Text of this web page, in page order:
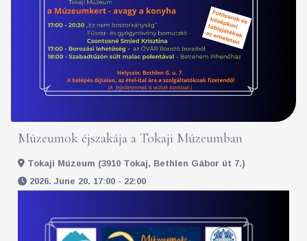
Múzeumok éjszakája a Tokaji Múzeumban
Tokaji Múzeum (3910 Tokaj, Bethlen Gábor út 7.)
2026. June 20. 17:00 - 22:00